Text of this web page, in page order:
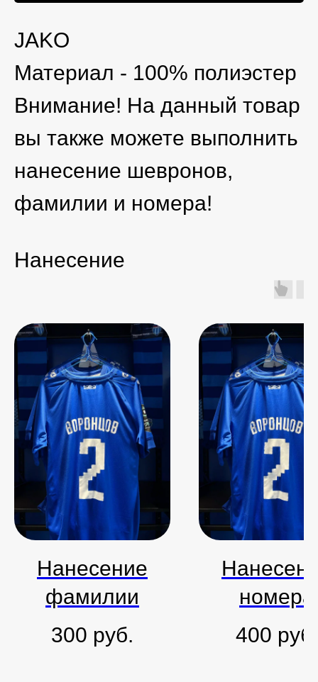
JAKO
Материал - 100% полиэстер
Внимание! На данный товар
вы также можете выполнить
нанесение шевронов,
фамилии и номера!
Нанесение
Нанесение
фамилии
300 руб.
номера
400 руб.